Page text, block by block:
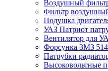
Воздушный
Фильтр
Подушка
УАЗ Патриот
Вентилятор для
Форсунка ЗМЗ 514
Патрубки
Высоковольтные